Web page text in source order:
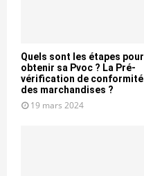
Quels sont les étapes pour
obtenir sa Pvoc ? La Pré-
vérification de conformité
des marchandises ?
19 mars 2024